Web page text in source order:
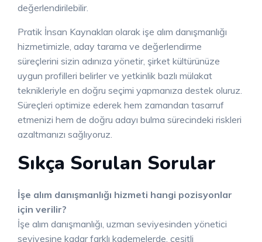
değerlendirilebilir.
Pratik İnsan Kaynakları olarak işe alım danışmanlığı
hizmetimizle, aday tarama ve değerlendirme
süreçlerini sizin adınıza yönetir, şirket kültürünüze
uygun profilleri belirler ve yetkinlik bazlı mülakat
teknikleriyle en doğru seçimi yapmanıza destek oluruz.
Süreçleri optimize ederek hem zamandan tasarruf
etmenizi hem de doğru adayı bulma sürecindeki riskleri
azaltmanızı sağlıyoruz.
Sıkça Sorulan Sorular
İşe alım danışmanlığı hizmeti hangi pozisyonlar
için verilir?
İşe alım danışmanlığı, uzman seviyesinden yönetici
seviyesine kadar farklı kademelerde, çeşitli